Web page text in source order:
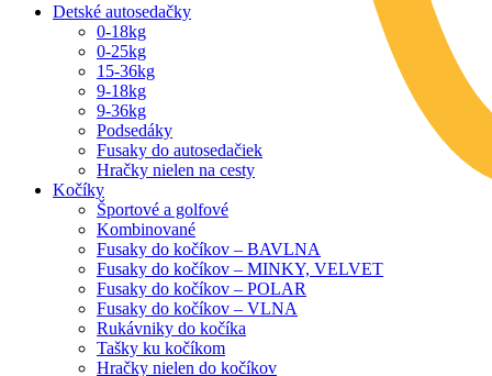
Detské autosedačky
0-18kg
0-25kg
15-36kg
9-18kg
9-36kg
Podsedáky
Fusaky do autosedačiek
Hračky nielen na cesty
Kočíky
Športové a golfové
Kombinované
Fusaky do kočíkov – BAVLNA
Fusaky do kočíkov – MINKY, VELVET
Fusaky do kočíkov – POLAR
Fusaky do kočíkov – VLNA
Rukávniky do kočíka
Tašky ku kočíkom
Hračky nielen do kočíkov